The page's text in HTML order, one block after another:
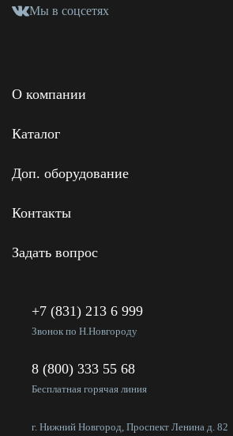
Мы в соцсетях
О компании
Каталог
Доп. оборудование
Контакты
Задать вопрос
+7 (831) 213 6 999
Звонок по Н.Новгороду
8 (800) 333 55 68
Бесплатная горячая линия
г. Нижний Новгород, Проспект Ленина д. 82